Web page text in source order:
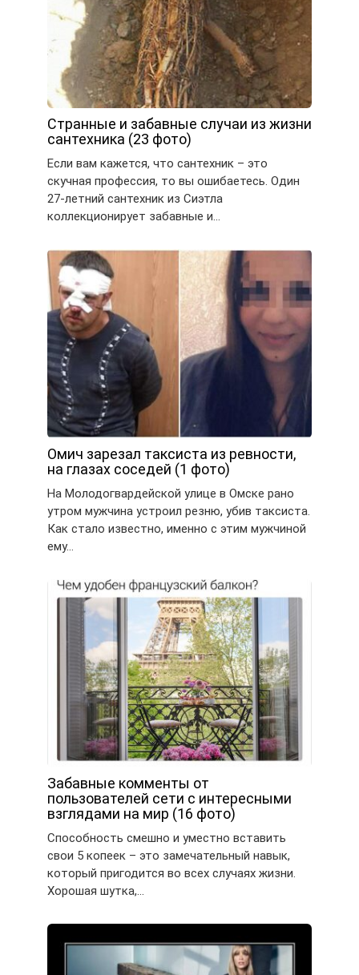
Странные и забавные случаи из жизни
сантехника (23 фото)
Если вам кажется, что сантехник – это
скучная профессия, то вы ошибаетесь. Один
27-летний сантехник из Сиэтла
коллекционирует забавные и…
Омич зарезал таксиста из ревности,
на глазах соседей (1 фото)
На Молодогвардейской улице в Омске рано
утром мужчина устроил резню, убив таксиста.
Как стало известно, именно с этим мужчиной
ему…
Забавные комменты от
пользователей сети с интересными
взглядами на мир (16 фото)
Способность смешно и уместно вставить
свои 5 копеек – это замечательный навык,
который пригодится во всех случаях жизни.
Хорошая шутка,…